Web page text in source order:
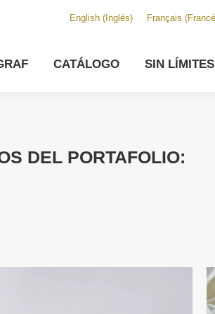
English ( Inglés) Français (
CATÁLOGO SIN
DEL PORTAFOLIO: